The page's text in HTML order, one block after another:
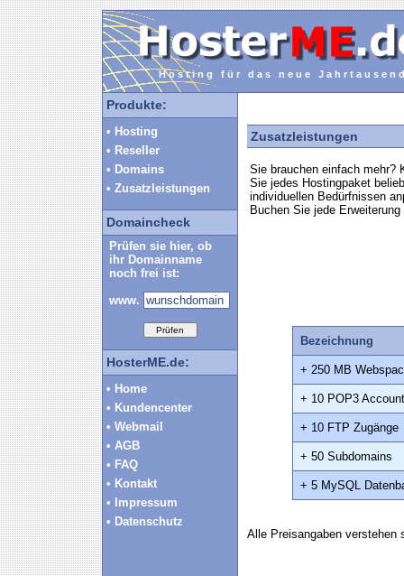
Hosting für das neue
Produkte:
• Hosting
• Reseller
• Domains
• Zusatzleistungen
Domaincheck
Prüfen sie hier, ob
ihr Domainname
noch frei ist:
www.
HosterME.de:
• Home
• Kundencenter
• Webmail
• AGB
• FAQ
• Kontakt
• Impressum
• Datenschutz
Zusatzleistungen
Sie brauchen einfach mehr?
Sie jedes Hostingpaket
individuellen Bedürfnissen
Buchen Sie jede
Bezeichnung
+ 250 MB
+ 10 POP3
+ 10 FTP Zugänge
+ 50 Subdomains
+ 5 MySQL
Alle Preisangaben